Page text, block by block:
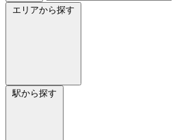
エリアから探す
駅から探す